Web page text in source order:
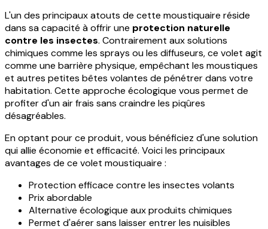
L'un des principaux atouts de cette moustiquaire réside
dans sa capacité à offrir une protection naturelle
contre les insectes. Contrairement aux solutions
chimiques comme les sprays ou les diffuseurs, ce volet agit
comme une barrière physique, empêchant les moustiques
et autres petites bêtes volantes de pénétrer dans votre
habitation. Cette approche écologique vous permet de
profiter d'un air frais sans craindre les piqûres
désagréables.
En optant pour ce produit, vous bénéficiez d'une solution
qui allie économie et efficacité. Voici les principaux
avantages de ce volet moustiquaire :
Protection efficace contre les insectes volants
Prix abordable
Alternative écologique aux produits chimiques
Permet d'aérer sans laisser entrer les nuisibles